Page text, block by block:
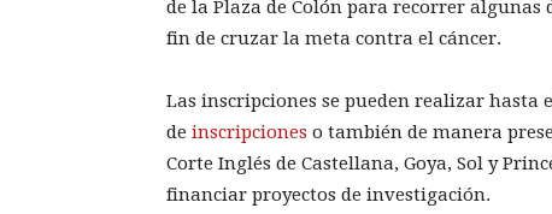
de la Plaza de Colón para recorrer
fin de cruzar la meta contra el cáncer.
Las inscripciones se pueden realizar hasta
de inscripciones o también de manera
Corte Inglés de Castellana, Goya, Sol y
financiar proyectos de investigación.